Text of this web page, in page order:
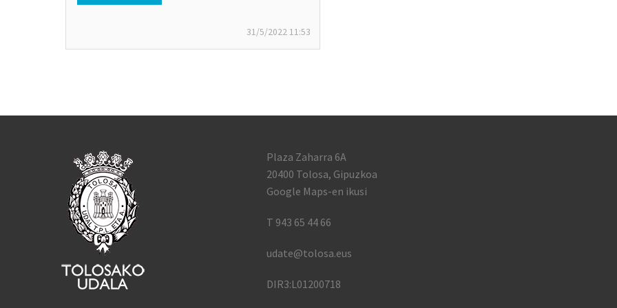
31/5/202211:53
Plaza Zaharra 6A
20400 Tolosa, Gipuzkoa
Google Maps-en ikusi
T 943 65 44 66
udate@tolosa.eus
DIR3:L01200718